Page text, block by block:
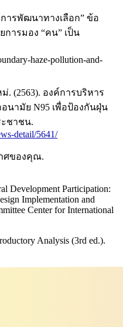
ารพัฒนาทางเลือก” ข้อ
การมอง “คน” เป็น
haze-pollution-and-
. (2563). องค์การบริหาร
นามัย N95 เพื่อป้องกันฝุ่น
ะชาชน.
detail/5641/
ศของคุณ.
Development Participation:
Implementation and
Center for International
Analysis (3rd ed.).